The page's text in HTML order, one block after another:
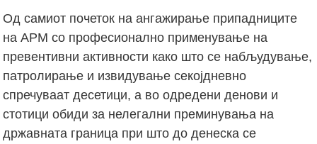
Од самиот почеток на ангажирање припадниците
на АРМ со професионално применување на
превентивни активности како што се набљудување,
патролирање и извидување секојдневно
спречуваат десетици, а во одредени денови и
стотици обиди за нелегални преминувања на
државната граница при што до денеска се